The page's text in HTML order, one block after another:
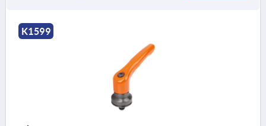
K1599